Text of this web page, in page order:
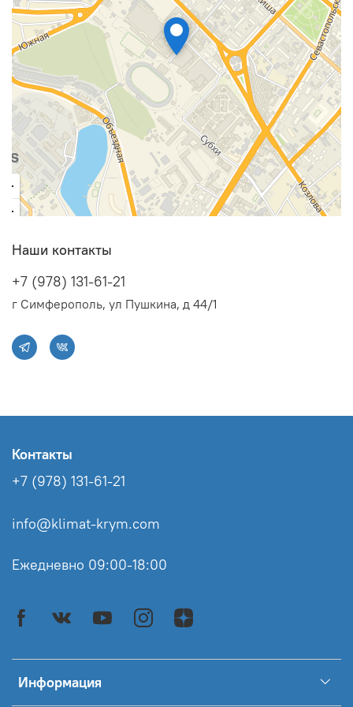
Наши контакты
+7 (978) 131-61-21
г Симферополь, ул Пушкина, д 44/1
Информация
Контакты
+7 (978) 131-61-21
info@klimat-krym.com
Ежедневно 09:00-18:00